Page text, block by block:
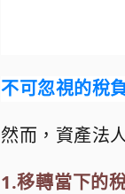
不可忽視的稅
然而，資產法
1.移轉當下的